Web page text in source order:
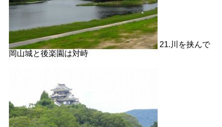
21.川を挟んで
岡山城と後楽園は対峙